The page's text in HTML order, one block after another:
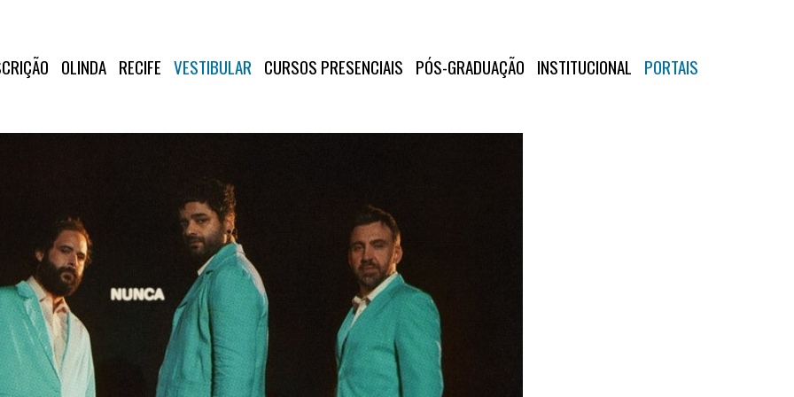
OLINDA RECIFE VESTIBULAR CURSOS PRESENCIAIS PÓS-GRADUAÇÃO INSTITUCIONAL PORTAIS